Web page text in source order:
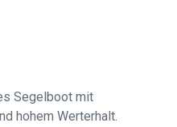
Segelboot mit
hohem Werterhalt.